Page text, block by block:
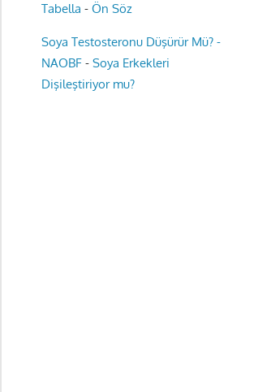
Tabella - Ön Söz
Soya Testosteronu Düşürür Mü? -
NAOBF- Soya Erkekleri
Dişileştiriyor mu?